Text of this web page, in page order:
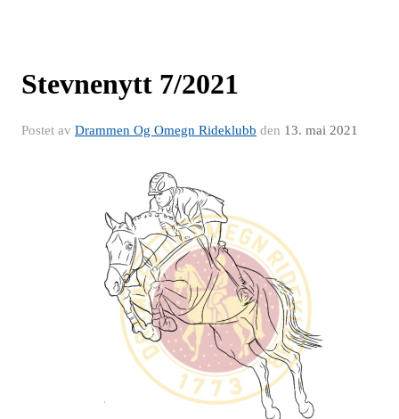
Stevnenytt 7/2021
Postet av Drammen Og Omegn Rideklubb den 13. mai 2021